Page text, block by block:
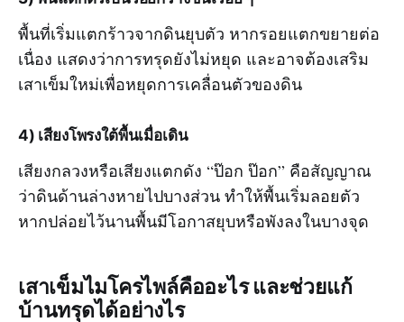
พื้นที่เริ่มแตกร้าวจากดินยุบตัว หากรอยแตกขยายต่อ
เนื่อง แสดงว่าการทรุดยังไม่หยุด และอาจต้องเสริม
เสาเข็มใหม่เพื่อหยุดการเคลื่อนตัวของดิน
4) เสียงโพรงใต้พื้นเมื่อเดิน
เสียงกลวงหรือเสียงแตกดัง “ป๊อก ป๊อก” คือสัญญาณ
ว่าดินด้านล่างหายไปบางส่วน ทำให้พื้นเริ่มลอยตัว
หากปล่อยไว้นานพื้นมีโอกาสยุบหรือพังลงในบางจุด
เสาเข็มไมโครไพล์คืออะไร และช่วยแก้
บ้านทรุดได้อย่างไร